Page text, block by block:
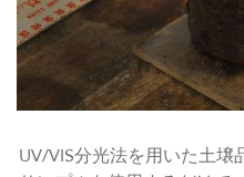
UV/VIS分光法を用いた土